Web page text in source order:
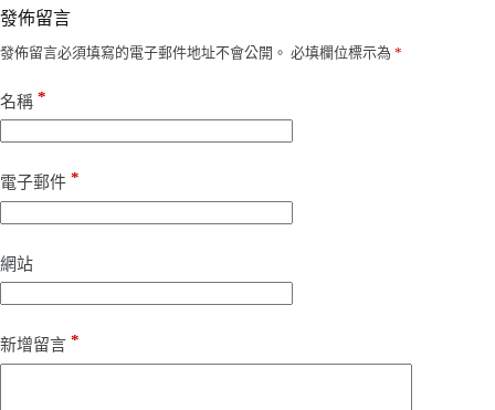
發佈留言
發佈留言必須填寫的電子郵件地址不會公開。 必填欄位標示為 *
名稱 *
電子郵件 *
網站
新增留言 *